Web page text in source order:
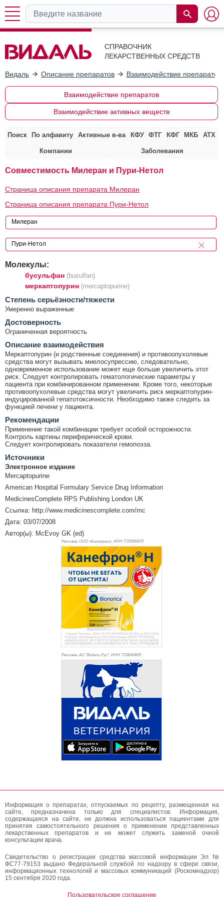
СПРАВОЧНИК
ЛЕКАРСТВЕННЫХ СРЕДСТВ
Видаль Описание препаратов Взаимодействие препаратов
Взаимодействие препаратов
Взаимодействие активных веществ
Поиск По алфавиту Активные в-ва КФУ ФТГ КФГ МКБ АТХ
Компании Заболевания
Совместимость Милеран и Пури-Нетол
Страница описания препарата Милеран
Страница описания препарата Пури-Нетол
Молекулы:
бусульфан (busulfan)
меркаптопурин (mercaptopurine)
Cтепень серьёзности/тяжести
Умеренно выраженные
Достоверность
Ограниченная вероятность
Описание взаимодействия
Меркаптопурин (и родственные соединения) и противоопухолевые
средства могут вызывать миелосупрессию, следовательно,
одновременное использование может еще больше увеличить этот
риск. Следует контролировать гематологические параметры у
пациента при комбинированном применении. Кроме того, некоторые
противоопухолевые средства могут увеличить риск меркаптопурин-
индуцированной гепатотоксичности. Необходимо также следить за
функцией печени у пациента.
Рекомендации
Применение такой комбинации требует особой осторожности.
Контроль картины периферической крови.
Следует контролировать показатели гемопоэза.
Источники
Электронное издание
Mercaptopurine
American Hospital Formulary Service Drug Information
MedicinesComplete RPS Publishing London UK
Ссылка: http://www.medicinescomplete.com/mc
Дата: 03/07/2008
Автор(ы): McEvoy GK (ed)
Реклама. ООО «Бионорика», ИНН 7729590470
Реклама. АО "Видаль Рус", ИНН 7728043605
Информация о препаратах, отпускаемых по рецепту, размещенная на
сайте, предназначена только для специалистов. Информация,
содержащаяся на сайте, не должна использоваться пациентами для
принятия самостоятельного решения о применении представленных
лекарственных препаратов и не может служить заменой очной
консультации врача.
Свидетельство о регистрации средства массовой информации Эл №
ФС77-79153 выдано Федеральной службой по надзору в сфере связи,
информационных технологий и массовых коммуникаций (Роскомнадзор)
15 сентября 2020 года.
Пользовательское соглашение